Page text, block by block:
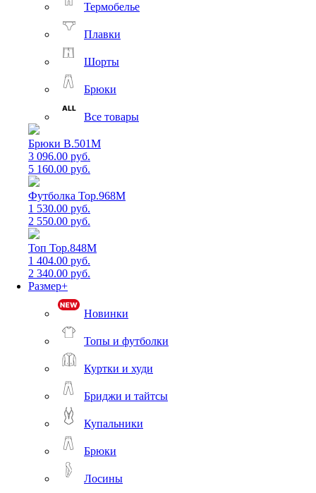
Термобелье
Плавки
Шорты
Брюки
Все товары
Брюки B.501M
3 096.00 руб.
5 160.00 руб.
Футболка Top.968M
1 530.00 руб.
2 550.00 руб.
Топ Top.848M
1 404.00 руб.
2 340.00 руб.
Размер+
Новинки
Топы и футболки
Куртки и худи
Бриджи и тайтсы
Купальники
Брюки
Лосины